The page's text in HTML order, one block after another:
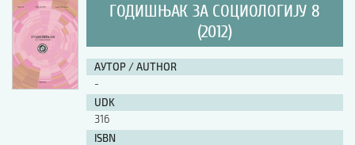
ГОДИШЊАК ЗА СОЦИОЛОГИЈУ 8
(2012)
АУТОР / AUTHOR
-
UDK
316
ISBN